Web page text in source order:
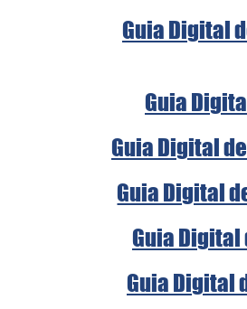
Guia Digital
Guia
Guia Digital
Guia Digital
Guia Digital
Guia Digital